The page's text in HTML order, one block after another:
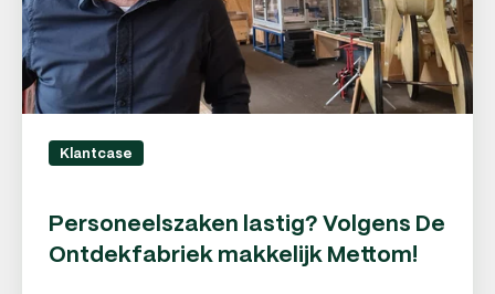
Klantcase
Personeelszaken lastig? Volgens De
Ontdekfabriek makkelijk Mettom!